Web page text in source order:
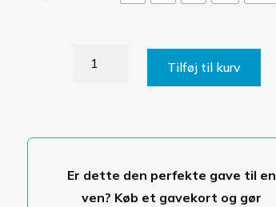
Jericho
ærmer
Tilføj til kurv
Er dette den perfekte gave til en
ven? Køb et gavekort og gør